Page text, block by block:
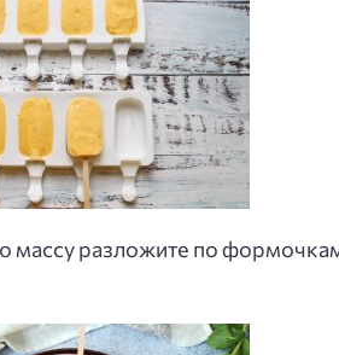
разложите по